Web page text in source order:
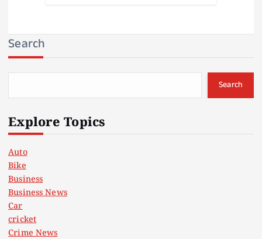
Search
Search
Explore Topics
Auto
Bike
Business
Business News
Car
cricket
Crime News